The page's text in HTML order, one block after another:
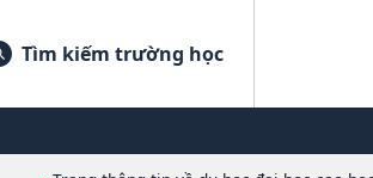
Tìm kiếm trường học